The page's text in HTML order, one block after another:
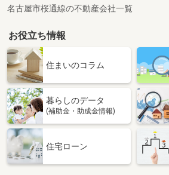
名古屋市桜通線の不動産会社一覧
お役立ち情報
住まいのコラム
暮らしのデータ
(補助金・助成金情報)
住宅ローン